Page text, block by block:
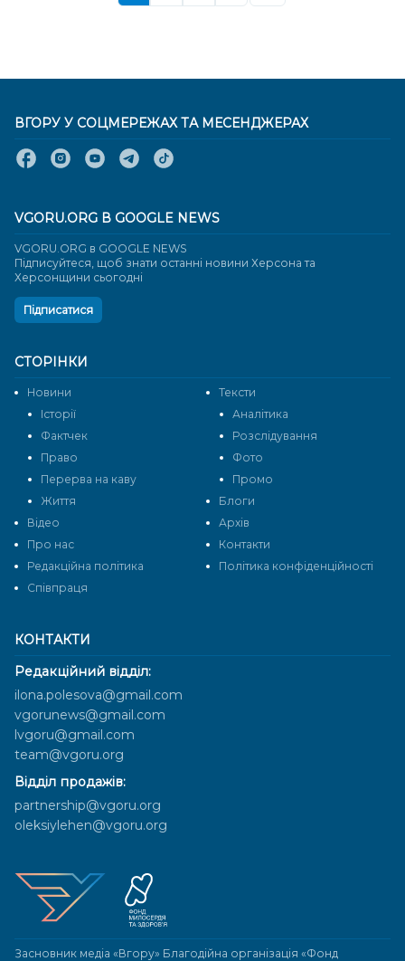
КОНТАКТИ
Редакційний відділ:
ilona.polesova@gmail.com
vgorunews@gmail.com
lvgoru@gmail.com
team@vgoru.org
Відділ продажів:
partnership@vgoru.org
oleksiylehen@vgoru.org
Засновник медіа «Вгору» Благодійна організація «Фонд
СТОРІНКИ
Новини
Тексти
Історії
Аналітика
Фактчек
Розслідування
Право
Фото
Перерва на каву
Промо
Життя
Блоги
Відео
Архів
Про нас
Контакти
Редакційна політика
Політика конфіденційності
Cпівпраця
ВГОРУ У СОЦМЕРЕЖАХ ТА МЕСЕНДЖЕРАХ
VGORU.ORG В GOOGLE NEWS
VGORU.ORG в GOOGLE NEWS
Підписуйтеся, щоб знати останні новини Херсона та
Херсонщини сьогодні
Підписатися